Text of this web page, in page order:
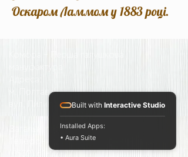
Оскаром Ламмом у 1883 році.
м. Полтава,
вул. Пилипа Орлика, 29
Загальнi питання
(0532) 61-22-27
Built with Interactive Studio
Installed Apps:
• Aura Suite